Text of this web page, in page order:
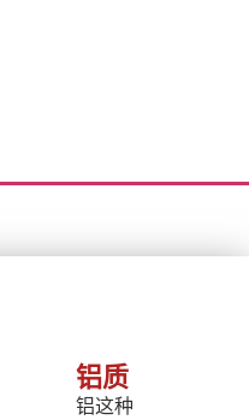
铝质
铝这种